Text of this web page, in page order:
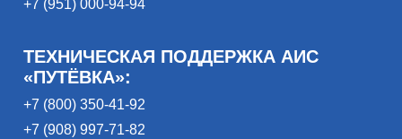
+7 (951) 000-94-94
ТЕХНИЧЕСКАЯ ПОДДЕРЖКА АИС
«ПУТЁВКА»:
+7 (800) 350-41-92
+7 (908) 997-71-82